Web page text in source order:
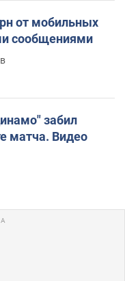
от мобильных
сообщениями
забил
матча. Видео